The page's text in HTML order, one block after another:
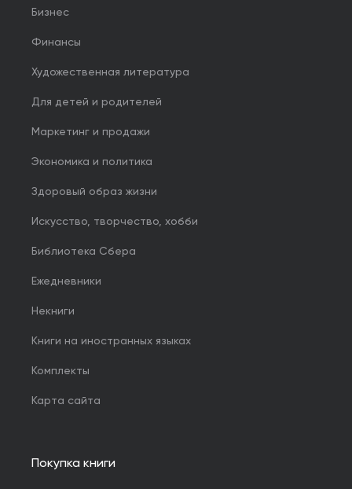
Бизнес
Финансы
Художественная литература
Для детей и родителей
Маркетинг и продажи
Экономика и политика
Здоровый образ жизни
Искусство, творчество, хобби
Библиотека Сбера
Ежедневники
Некниги
Книги на иностранных языках
Комплекты
Карта сайта
Покупка книги